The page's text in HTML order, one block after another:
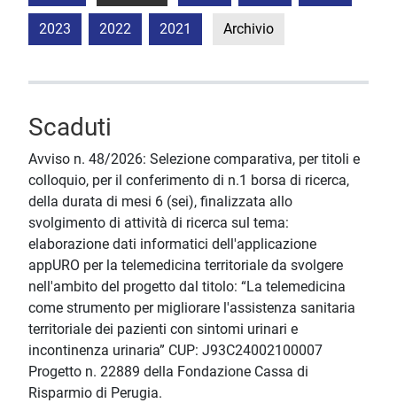
2023 2022 2021 Archivio
Scaduti
Avviso n. 48/2026: Selezione comparativa, per titoli e
colloquio, per il conferimento di n.1 borsa di ricerca,
della durata di mesi 6 (sei), finalizzata allo
svolgimento di attività di ricerca sul tema:
elaborazione dati informatici dell'applicazione
appURO per la telemedicina territoriale da svolgere
nell'ambito del progetto dal titolo: “La telemedicina
come strumento per migliorare l'assistenza sanitaria
territoriale dei pazienti con sintomi urinari e
incontinenza urinaria” CUP: J93C24002100007
Progetto n. 22889 della Fondazione Cassa di
Risparmio di Perugia.